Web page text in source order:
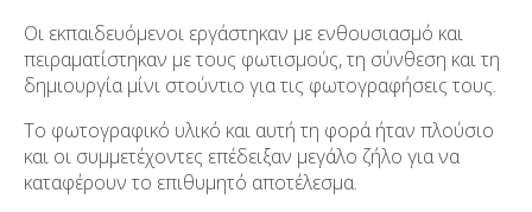
Οι εκπαιδευόμενοι εργάστηκαν με ενθουσιασμό και
πειραματίστηκαν με τους φωτισμούς, τη σύνθεση και τη
δημιουργία μίνι στούντιο για τις φωτογραφήσεις τους.
Το φωτογραφικό υλικό και αυτή τη φορά ήταν πλούσιο
και οι συμμετέχοντες επέδειξαν μεγάλο ζήλο για να
καταφέρουν το επιθυμητό αποτέλεσμα.